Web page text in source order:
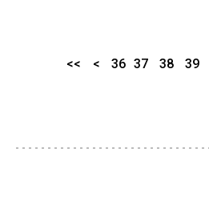
<< < 36 37 38 39